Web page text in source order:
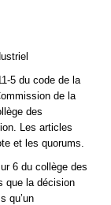
5 du code de la
de la
des
Les articles
et les quorums.
6 du collège des
que la décision
qu’un